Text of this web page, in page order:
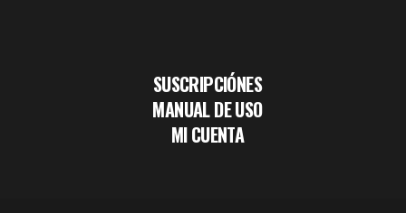
SUSCRIPCIÓNES
MANUAL DE USO
MI CUENTA